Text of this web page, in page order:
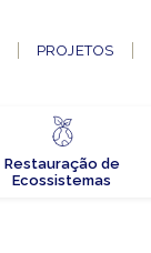
PROJETOS
Restauração de
Ecossistemas